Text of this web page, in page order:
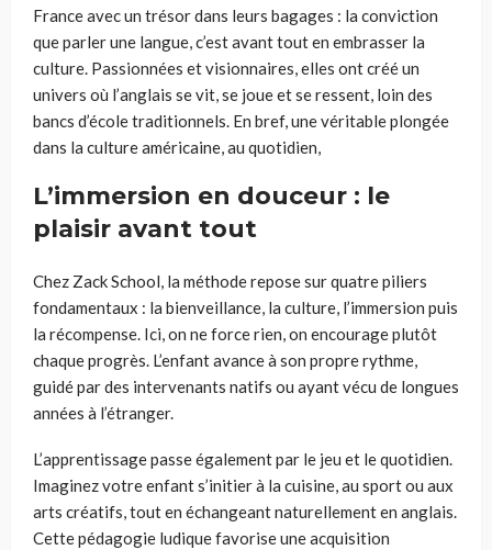
France avec un trésor dans leurs bagages : la conviction
que parler une langue, c’est avant tout en embrasser la
culture. Passionnées et visionnaires, elles ont créé un
univers où l’anglais se vit, se joue et se ressent, loin des
bancs d’école traditionnels. En bref, une véritable plongée
dans la culture américaine, au quotidien,
L’immersion en douceur : le
plaisir avant tout
Chez Zack School, la méthode repose sur quatre piliers
fondamentaux : la bienveillance, la culture, l’immersion puis
la récompense. Ici, on ne force rien, on encourage plutôt
chaque progrès. L’enfant avance à son propre rythme,
guidé par des intervenants natifs ou ayant vécu de longues
années à l’étranger.
L’apprentissage passe également par le jeu et le quotidien.
Imaginez votre enfant s’initier à la cuisine, au sport ou aux
arts créatifs, tout en échangeant naturellement en anglais.
Cette pédagogie ludique favorise une acquisition